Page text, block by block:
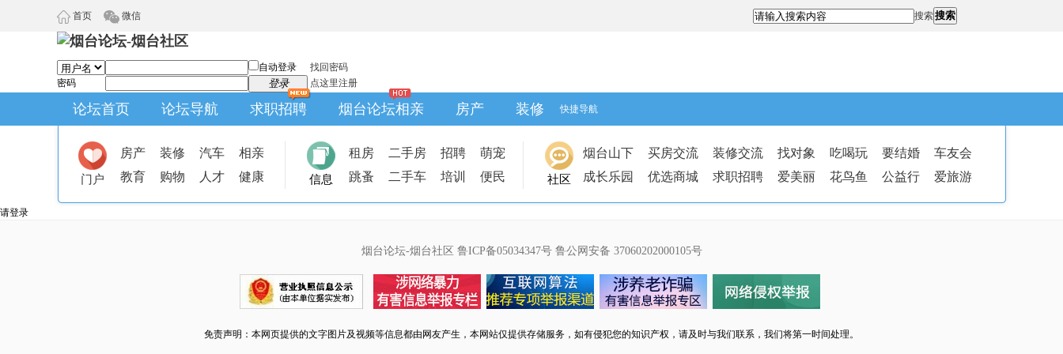
首页 微信 搜索搜索
自动登录
找回密码
密码
登录 点这里注册
论坛首页 论坛导航 求职招聘 烟台论坛相亲 房产 装修 快捷导航
门户
房产 装修 汽车
相亲
教育
购物 人才 健康 信息
租房 二手房 招聘
萌宠
跳蚤
二手车 培训 便民 社区
烟台山下 买房交流 装修交流 找对象 吃喝玩 要结婚
车友会
成长乐园
优选商城 求职招聘 爱美丽 花鸟鱼 公益行 爱旅游
请登录
烟台论坛-烟台社区 鲁ICP备05034347号 鲁公网安备 37060202000105号
免责声明：本网页提供的文字图片及视频等信息都由网友产生，本网站仅提供存储服务，如有侵犯您的知识产权，请及时与我们联系，我们将第一时间处理。